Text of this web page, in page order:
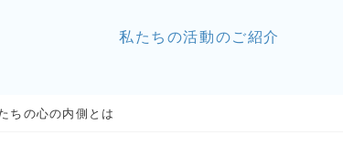
私たちの活動のご紹介
ちの心の内側とは